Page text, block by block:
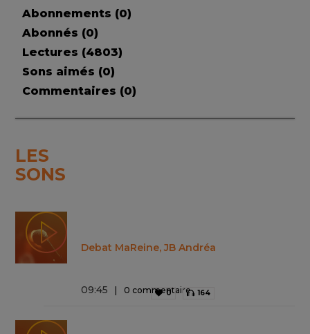
Abonnements (0)
Abonnés (0)
Lectures (4803)
Sons aimés (0)
Commentaires (0)
LES
SONS
Debat MaReine, JB Andréa
09:45 0 commentaire
0 164